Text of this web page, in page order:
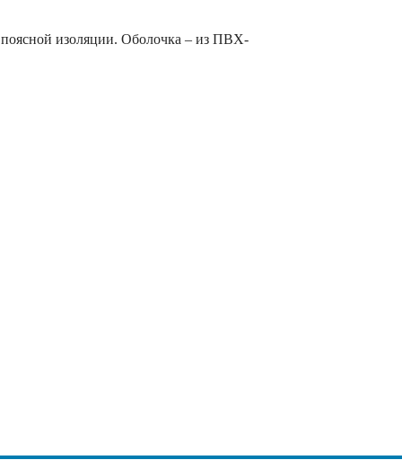
изоляции. Оболочка – из ПВХ-